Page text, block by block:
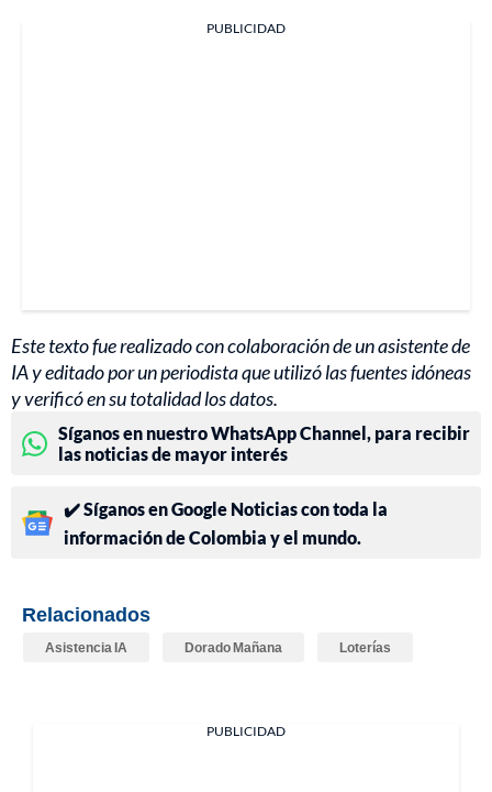
PUBLICIDAD
Este texto fue realizado con colaboración de un asistente de
IA y editado por un periodista que utilizó las fuentes idóneas
y verificó en su totalidad los datos.
Síganos en nuestro WhatsApp Channel, para recibir
las noticias de mayor interés
✔️ Síganos en Google Noticias con toda la
información de Colombia y el mundo.
Relacionados
Asistencia IA Dorado Mañana Loterías
PUBLICIDAD